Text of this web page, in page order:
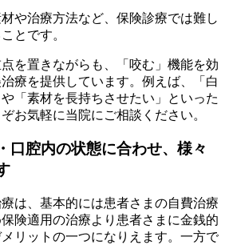
や治療方法など、保険診療では難し
とです。
を置きながらも、「咬む」機能を効
療を提供しています。例えば、「白
「素材を長持ちさせたい」といった
お気軽に当院にご相談ください。
口腔内の状態に合わせ、様々
は、基本的には患者さまの自費治療
険適用の治療より患者さまに金銭的
リットの一つになりえます。一方で